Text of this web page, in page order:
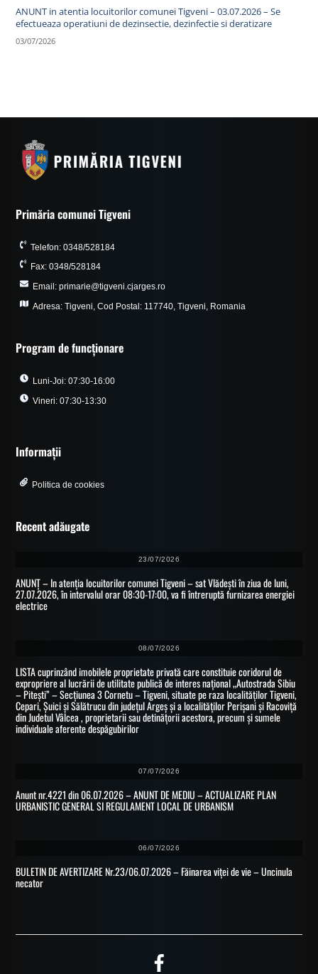
ANUNT in atentia locuitorilor comunei Tigveni – 03.07.2026 – Se
efectueaza operatiuni de dezinsectie, dezinfectie si deratizare
03/07/2026
Primăria comunei Tigveni
Telefon: 0348/528184
Fax: 0348/528184
Email: primarie@tigveni.cjarges.ro
Adresa: Tigveni, Cod Postal: 117740, Tigveni, Romania
Program de funcționare
Luni-Joi: 07:30-16:00
Vineri: 07:30-13:30
Informații
Politica de cookies
Recent adăugate
23/07/2026
ANUNȚ – In atenția locuitorilor comunei Tigveni – sat Vlădești în ziua de luni,
27.07.2026, în intervalul orar 08:30-17:00, va fi întreruptă furnizarea energiei
electrice
08/07/2026
LISTA cuprinzând imobilele proprietate privată care constituie coridorul de
expropriere al lucrării de utilitate publică de interes național „Autostrada Sibiu
– Pitești” – Secțiunea 3 Cornetu – Tigveni, situate pe raza localităților Tigveni,
Cepari, Șuici și Sălătrucu din județul Argeș și a localităților Perișani și Racoviță
din Judetul Vâlcea , proprietarii sau detinățorii acestora, precum și sumele
individuale aferente despăgubirilor
07/07/2026
Anunt nr.4221 din 06.07.2026 – ANUNT DE MEDIU – ACTUALIZARE PLAN
URBANISTIC GENERAL SI REGULAMENT LOCAL DE URBANISM
06/07/2026
BULETIN DE AVERTIZARE Nr.23/06.07.2026 – Făinarea viței de vie – Uncinula
necator